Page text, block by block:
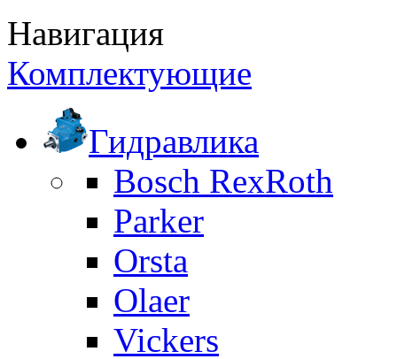
Навигация
Комплектующие
Гидравлика
Bosch RexRoth
Parker
Orsta
Olaer
Vickers